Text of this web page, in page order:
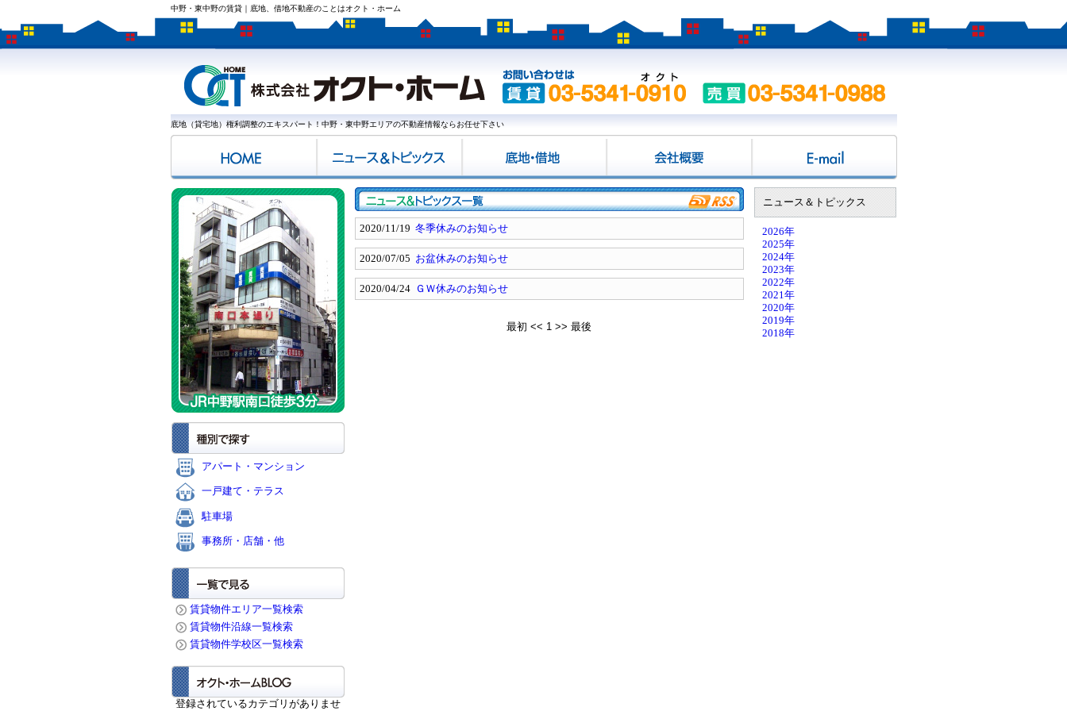
中野・東中野の賃貸｜底地、借地不動産のことはオクト・ホーム
底地（貸宅地）権利調整のエキスパート！中野・東中野エリアの不動産情報ならお任せ下さい
アパート・マンション
一戸建て・テラス
駐車場
事務所・店舗・他
賃貸物件エリア一覧検索
賃貸物件沿線一覧検索
賃貸物件学校区一覧検索
登録されているカテゴリがありませ
ニュース＆トピックス
2026年
2025年
2024年
2023年
2022年
2021年
2020年
2019年
2018年
2020/11/19 冬季休みのお知らせ
2020/07/05 お盆休みのお知らせ
2020/04/24 ＧＷ休みのお知らせ
最初 << 1 >> 最後